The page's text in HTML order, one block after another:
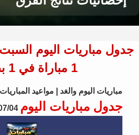
1 مباراة في 1 بطولة
مباريات اليوم والغد | مواعيد
جدول مباريات اليوم 04